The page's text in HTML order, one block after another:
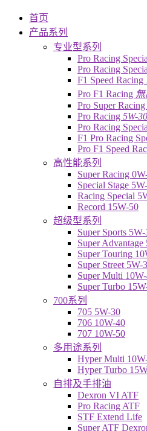
首页
产品系列
专业型系列
Pro Racing
Pro Racing
F1 Speed Racing
Pro F1 Racing
Pro Super Racing
Pro Racing 5W-30
Pro Racing
F1 Pro Racing
Pro F1 Speed
高性能系列
Super Racing
Special Stage
Racing Special
Record 15W-50
超级型系列
Super Sports
Super Advantage
Super Touring
Super Street 5W-
Super Multi
Super Turbo
700系列
705 5W-30
706 10W-40
707 10W-50
多用途系列
Hyper Multi
Hyper Turbo
自排及手排油
Dexron VI ATF
Pro Racing ATF
STF Extend Life
Super ATF